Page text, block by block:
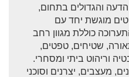
והגדולים בתחום,
מוגשת יחד עם
כוללת מגוון רחב
שטיחים, טפטים,
וריהוט ביתי ומסחרי.
מעצבים, יצרנים וסוכני